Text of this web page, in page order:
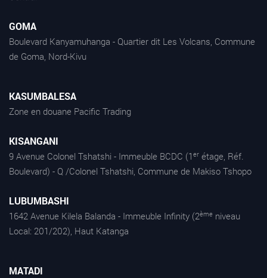
GOMA
Boulevard Kanyamuhanga - Quartier dit Les Volcans, Commune
de Goma, Nord-Kivu
KASUMBALESA
Zone en douane Pacific Trading
KISANGANI
9 Avenue Colonel Tshatshi - Immeuble BCDC (1 er étage, Réf.
Boulevard) - Q /Colonel Tshatshi, Commune de Makiso Tshopo
LUBUMBASHI
1642 Avenue Kilela Balanda - Immeuble Infinity (2ème niveau
Local: 201/202), Haut Katanga
MATADI